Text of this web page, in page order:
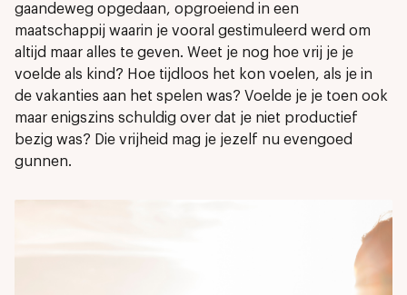
gaandeweg opgedaan, opgroeiend in een
maatschappij waarin je vooral gestimuleerd werd om
altijd maar alles te geven. Weet je nog hoe vrij je je
voelde als kind? Hoe tijdloos het kon voelen, als je in
de vakanties aan het spelen was? Voelde je je toen ook
maar enigszins schuldig over dat je niet productief
bezig was? Die vrijheid mag je jezelf nu evengoed
gunnen.